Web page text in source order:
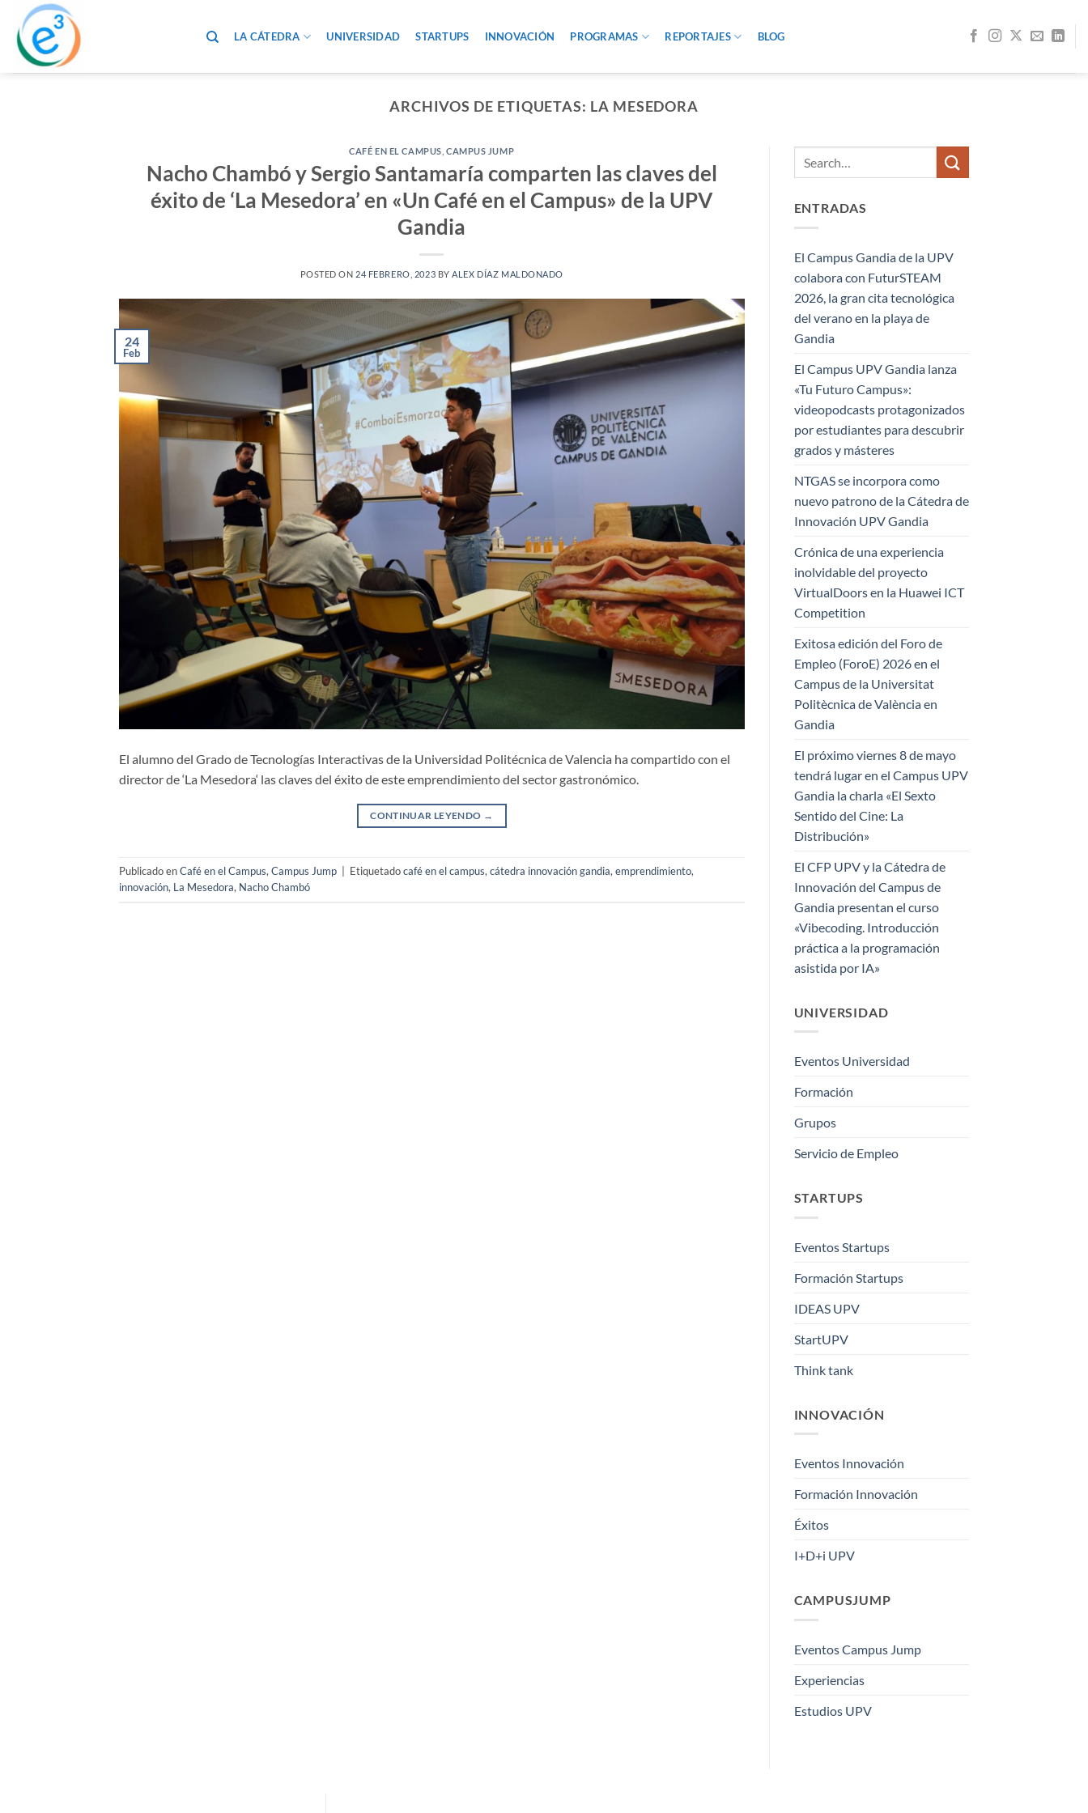
Saltar
contenido
LA CÁTEDRA UNIVERSIDAD STARTUPS INNOVACIÓN PROGRAMAS REPORTAJES BLOG
ARCHIVOS DE ETIQUETAS: LA MESEDORA
CAFÉ EN EL CAMPUS CAMPUS JUMP
Nacho Chambó y Sergio Santamaría comparten las claves del
éxito de ‘La Mesedora’ en «Un Café en el Campus» de la UPV
Gandia
POSTED ON 24 FEBRERO, 2023 BYALEX DÍAZ MALDONADO
24
Feb
El alumno del Grado de Tecnologías Interactivas de la Universidad Politécnica de Valencia ha compartido con el
director de ‘La Mesedora‘ las claves del éxito de este emprendimiento del sector gastronómico.
CONTINUAR LEYENDO →
Publicado enCafé en el Campus, Campus Jump Etiquetadocafé en el campus, cátedra innovación gandia, emprendimiento,
innovación, La Mesedora, Nacho Chambó
ENTRADAS
El Campus Gandia de la UPV
colabora con FuturSTEAM
2026, la gran cita tecnológica
del verano en la playa de
Gandia
El Campus UPV Gandia lanza
«Tu Futuro Campus»:
videopodcasts protagonizados
por estudiantes para descubrir
grados y másteres
NTGAS se incorpora como
nuevo patrono de la Cátedra de
Innovación UPV Gandia
Crónica de una experiencia
inolvidable del proyecto
VirtualDoors en la Huawei ICT
Competition
Exitosa edición del Foro de
Empleo (ForoE) 2026 en el
Campus de la Universitat
Politècnica de València en
Gandia
El próximo viernes 8 de mayo
tendrá lugar en el Campus UPV
Gandia la charla «El Sexto
Sentido del Cine: La
Distribución»
El CFP UPV y la Cátedra de
Innovación del Campus de
Gandia presentan el curso
«Vibecoding. Introducción
práctica a la programación
asistida por IA»
UNIVERSIDAD
Eventos Universidad
Formación
Grupos
Servicio de Empleo
STARTUPS
Eventos Startups
Formación Startups
IDEAS UPV
StartUPV
Think tank
INNOVACIÓN
Eventos Innovación
Formación Innovación
Éxitos
I+D+i UPV
CAMPUSJUMP
Eventos Campus Jump
Experiencias
Estudios UPV